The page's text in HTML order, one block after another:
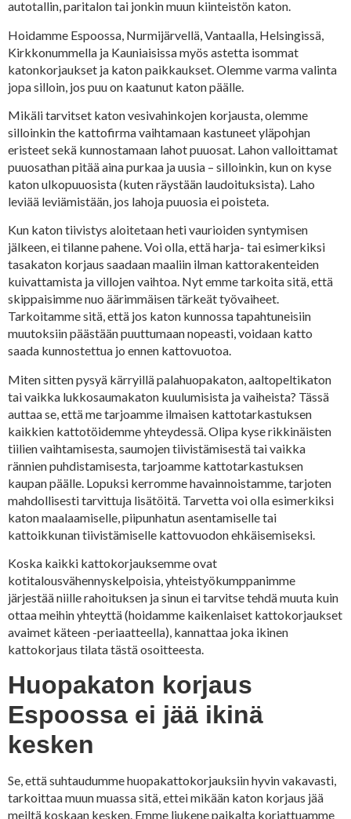
autotallin, paritalon tai jonkin muun kiinteistön katon.
Hoidamme Espoossa, Nurmijärvellä, Vantaalla, Helsingissä,
Kirkkonummella ja Kauniaisissa myös astetta isommat
katonkorjaukset ja katon paikkaukset. Olemme varma valinta
jopa silloin, jos puu on kaatunut katon päälle.
Mikäli tarvitset katon vesivahinkojen korjausta, olemme
silloinkin the kattofirma vaihtamaan kastuneet yläpohjan
eristeet sekä kunnostamaan lahot puuosat. Lahon valloittamat
puuosathan pitää aina purkaa ja uusia – silloinkin, kun on kyse
katon ulkopuuosista (kuten räystään laudoituksista). Laho
leviää leviämistään, jos lahoja puuosia ei poisteta.
Kun katon tiivistys aloitetaan heti vaurioiden syntymisen
jälkeen, ei tilanne pahene. Voi olla, että harja- tai esimerkiksi
tasakaton korjaus saadaan maaliin ilman kattorakenteiden
kuivattamista ja villojen vaihtoa. Nyt emme tarkoita sitä, että
skippaisimme nuo äärimmäisen tärkeät työvaiheet.
Tarkoitamme sitä, että jos katon kunnossa tapahtuneisiin
muutoksiin päästään puuttumaan nopeasti, voidaan katto
saada kunnostettua jo ennen kattovuotoa.
Miten sitten pysyä kärryillä palahuopakaton, aaltopeltikaton
tai vaikka lukkosaumakaton kuulumisista ja vaiheista? Tässä
auttaa se, että me tarjoamme ilmaisen kattotarkastuksen
kaikkien kattotöidemme yhteydessä. Olipa kyse rikkinäisten
tiilien vaihtamisesta, saumojen tiivistämisestä tai vaikka
rännien puhdistamisesta, tarjoamme kattotarkastuksen
kaupan päälle. Lopuksi kerromme havainnoistamme, tarjoten
mahdollisesti tarvittuja lisätöitä. Tarvetta voi olla esimerkiksi
katon maalaamiselle, piipunhatun asentamiselle tai
kattoikkunan tiivistämiselle kattovuodon ehkäisemiseksi.
Koska kaikki kattokorjauksemme ovat
kotitalousvähennyskelpoisia, yhteistyökumppanimme
järjestää niille rahoituksen ja sinun ei tarvitse tehdä muuta kuin
ottaa meihin yhteyttä (hoidamme kaikenlaiset kattokorjaukset
avaimet käteen -periaatteella), kannattaa joka ikinen
kattokorjaus tilata tästä osoitteesta.
Huopakaton korjaus
Espoossa ei jää ikinä
kesken
Se, että suhtaudumme huopakattokorjauksiin hyvin vakavasti,
tarkoittaa muun muassa sitä, ettei mikään katon korjaus jää
meiltä koskaan kesken. Emme liukene paikalta korjattuamme